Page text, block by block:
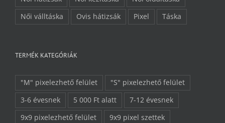
Női válltáska
Ovis hátizsák Pixel Táska
TERMÉK KATEGÓRIÁK
"M" pixelezhető felület
"S" pixelezhető felület
3-6 évesnek
5 000 Ft alatt
7-12 évesnek
9x9 pixelezhető felület
9x9 pixel szettek